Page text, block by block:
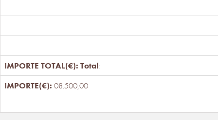
Total:
08.500,00